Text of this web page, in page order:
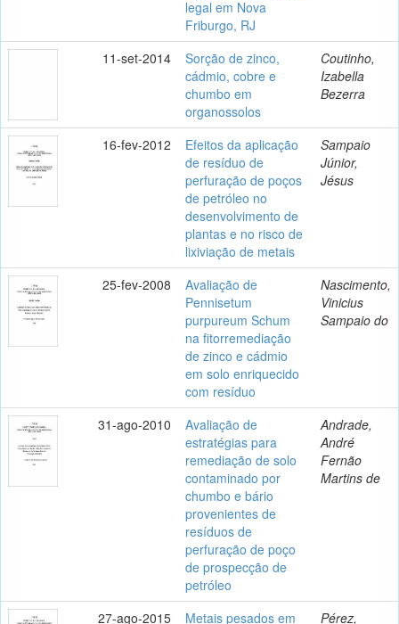
legal em Nova
Friburgo, RJ
11-set-2014
Sorção de zinco,
cádmio, cobre e
chumbo em
organossolos
Coutinho,
Izabella
Bezerra
16-fev-2012
Efeitos da aplicação
de resíduo de
perfuração de poços
de petróleo no
desenvolvimento de
plantas e no risco de
lixiviação de metais
Sampaio
Júnior,
Jésus
25-fev-2008
Avaliação de
Pennisetum
purpureum Schum
na fitorremediação
de zinco e cádmio
em solo enriquecido
com resíduo
Nascimento,
Vinicius
Sampaio do
31-ago-2010
Avaliação de
estratégias para
remediação de solo
contaminado por
chumbo e bário
provenientes de
resíduos de
perfuração de poço
de prospecção de
petróleo
Andrade,
André
Fernão
Martins de
27-ago-2015
Metais pesados em
Pérez,